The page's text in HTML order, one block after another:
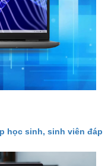
học sinh, sinh viên đáp